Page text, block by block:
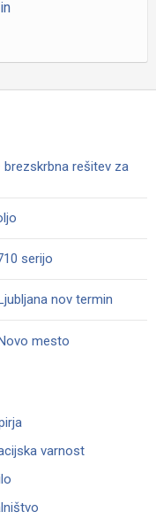
rešitev za
serijo
nov termin
mesto
varnost